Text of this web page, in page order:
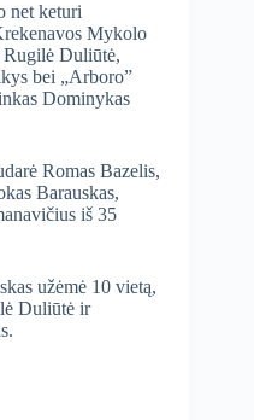
net keturi
Mykolo
Duliūtė,
bei „Arboro”
Dominykas
Romas Bazelis,
Barauskas,
iš 35
užėmė 10 vietą,
Duliūtė ir